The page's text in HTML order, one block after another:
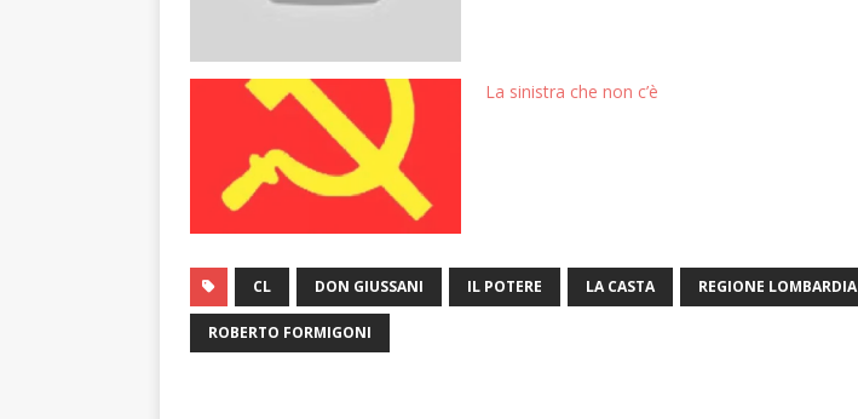
La sinistra che non c’è
CL DON GIUSSANI IL POTERE LA CASTA REGIONE LOMBARDIA
ROBERTO FORMIGONI